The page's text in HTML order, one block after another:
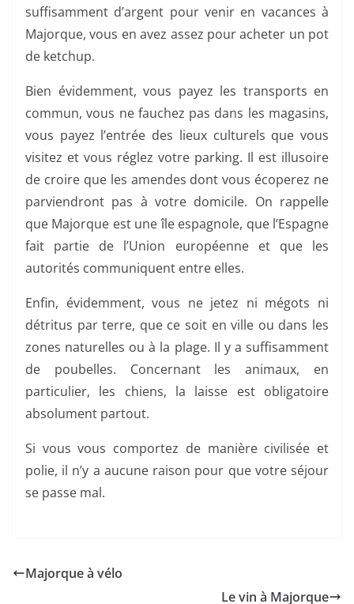
suffisamment d’argent pour venir en vacances à
Majorque, vous en avez assez pour acheter un pot
de ketchup.
Bien évidemment, vous payez les transports en
commun, vous ne fauchez pas dans les magasins,
vous payez l’entrée des lieux culturels que vous
visitez et vous réglez votre parking. Il est illusoire
de croire que les amendes dont vous écoperez ne
parviendront pas à votre domicile. On rappelle
que Majorque est une île espagnole, que l’Espagne
fait partie de l’Union européenne et que les
autorités communiquent entre elles.
Enfin, évidemment, vous ne jetez ni mégots ni
détritus par terre, que ce soit en ville ou dans les
zones naturelles ou à la plage. Il y a suffisamment
de poubelles. Concernant les animaux, en
particulier, les chiens, la laisse est obligatoire
absolument partout.
Si vous vous comportez de manière civilisée et
polie, il n’y a aucune raison pour que votre séjour
se passe mal.
Majorque à vélo
Le vin à Majorque